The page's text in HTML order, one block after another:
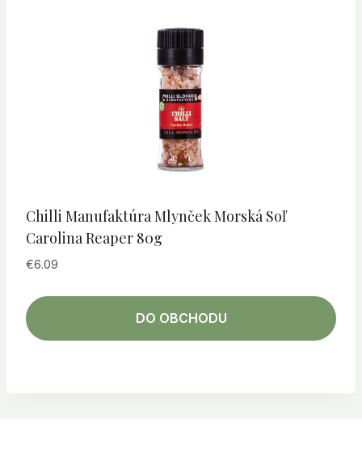
Chilli Manufaktúra Mlynček Morská Soľ
Carolina Reaper 80g
€6.09
DO OBCHODU